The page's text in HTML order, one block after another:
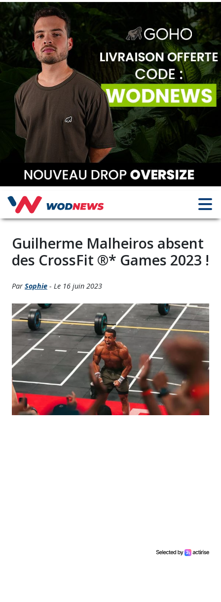
Guilherme Malheiros absent
des CrossFit ®* Games 2023 !
Par Sophie - Le 16 juin 2023